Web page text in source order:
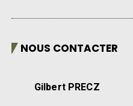
NOUS CONTACTER
Gilbert PRECZ